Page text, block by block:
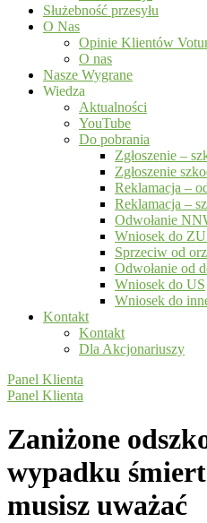
Służebność przesyłu
O Nas
Opinie Klientów
O nas
Nasze Wygrane
Wiedza
Aktualności
YouTube
Do pobrania
Zgłoszenie –
Zgłoszenie
Reklamacja –
Reklamacja –
Odwołanie
Wniosek do
Sprzeciw od
Odwołanie od
Wniosek do US
Wniosek do
Kontakt
Kontakt
Dla Akcjonariuszy
Panel Klienta
Panel Klienta
Zaniżone
wypadku
musisz uważać